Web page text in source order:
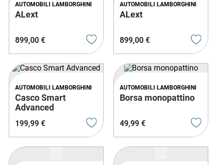
AUTOMOBILI LAMBORGHINI
ALext
899,00 €
AUTOMOBILI LAMBORGHINI
ALext
899,00 €
AUTOMOBILI LAMBORGHINI
Casco Smart
Advanced
199,99 €
AUTOMOBILI LAMBORGHINI
Borsa monopattino
49,99 €